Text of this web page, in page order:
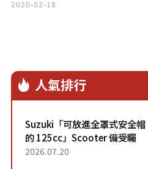
2020-02-18
人氣排行
Suzuki「可放進全罩式安全帽
的 125cc」Scooter 備受矚
目！採用全新流線設計與各項
2026.07.20